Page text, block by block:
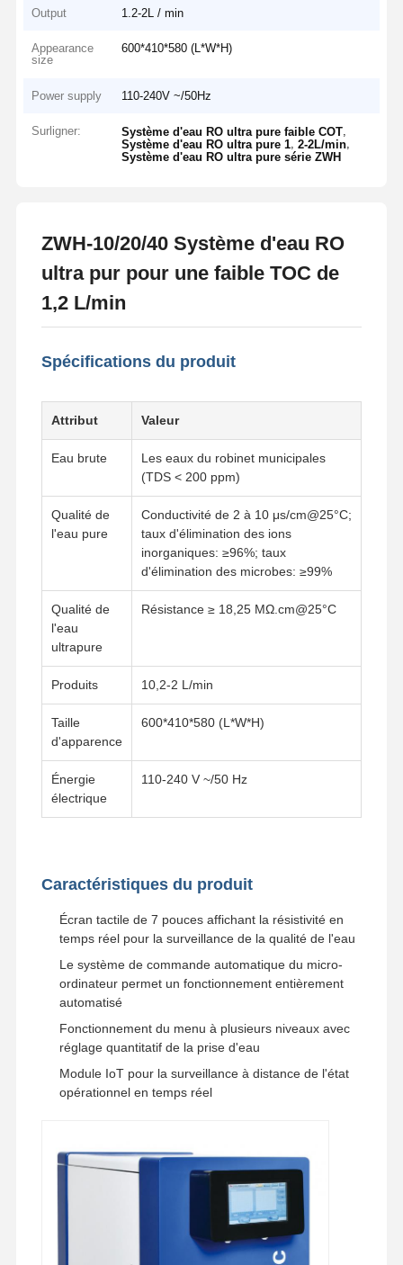
Accueil
Nous
Visite De
L'usine
Contrôle
Qualité
Contactez-
Nous
Nouvelles
Les Affaires
Demandez
Machine Ultrapure de l'eau
système de purification de l'eau ultrapure
Équipement pour l'eau ultrapure
Output 1.2-2L / min
Appearance
size
600*410*580 (L*W*H)
Power supply 110-240V ~/50Hz
Surligner: Système d'eau RO ultra pure faible COT,
Système d'eau RO ultra pure 1,2-2L/min,
Système d'eau RO ultra pure série ZWH
ZWH-10/20/40 Système d'eau RO
ultra pur pour une faible TOC de
1,2 L/min
Spécifications du produit
Attribut Valeur
Eau brute
Les eaux du robinet municipales
(TDS < 200 ppm)
Qualité de
l'eau pure
Conductivité de 2 à 10 μs/cm@25°C;
taux d'élimination des ions
inorganiques: ≥96%; taux
d'élimination des microbes: ≥99%
Qualité de
l'eau
ultrapure
Résistance ≥ 18,25 MΩ.cm@25°C
Produits 10,2-2 L/min
Taille
d'apparence
600*410*580 (L*W*H)
Énergie
électrique
110-240 V ~/50 Hz
Caractéristiques du produit
Écran tactile de 7 pouces affichant la résistivité en
temps réel pour la surveillance de la qualité de l'eau
Le système de commande automatique du micro-
ordinateur permet un fonctionnement entièrement
automatisé
Fonctionnement du menu à plusieurs niveaux avec
réglage quantitatif de la prise d'eau
Module IoT pour la surveillance à distance de l'état
opérationnel en temps réel